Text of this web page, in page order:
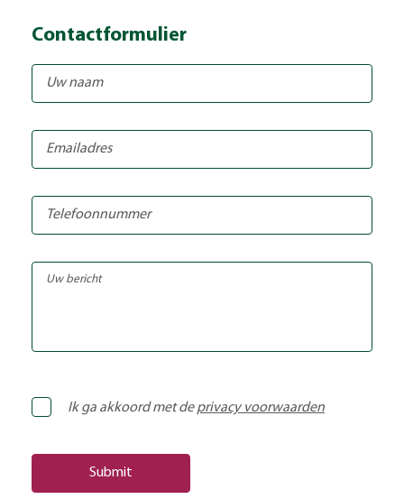
Contactformulier
Ik ga akkoord met deprivacy voorwaarden